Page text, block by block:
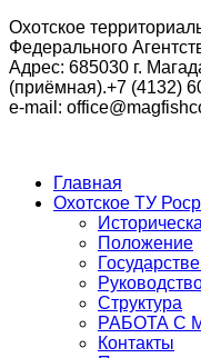
Охотское
Федерального
Адрес: 685030 г.
(приёмная).+7 (4132)
e-mail:
Главная
Охотское ТУ
Положение
Структура
РАБОТА С
Контакты